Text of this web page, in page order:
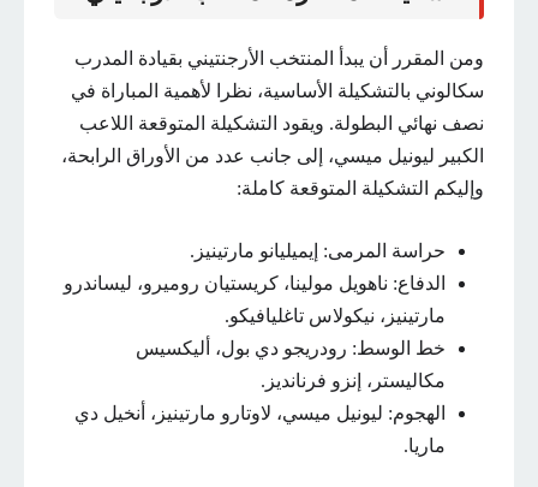
ومن المقرر أن يبدأ المنتخب الأرجنتيني بقيادة المدرب
سكالوني بالتشكيلة الأساسية، نظرا لأهمية المباراة في
نصف نهائي البطولة. ويقود التشكيلة المتوقعة اللاعب
الكبير ليونيل ميسي، إلى جانب عدد من الأوراق الرابحة،
وإليكم التشكيلة المتوقعة كاملة:
حراسة المرمى: إيميليانو مارتينيز.
الدفاع: ناهويل مولينا، كريستيان روميرو، ليساندرو
مارتينيز، نيكولاس تاغليافيكو.
خط الوسط: رودريجو دي بول، أليكسيس
مكاليستر، إنزو فرنانديز.
الهجوم: ليونيل ميسي، لاوتارو مارتينيز، أنخيل دي
ماريا.